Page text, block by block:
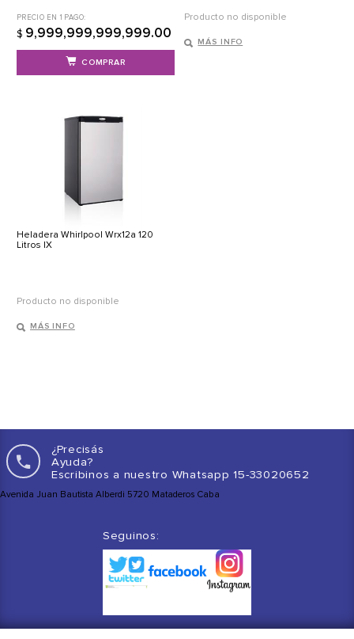
PRECIO EN 1 PAGO:
$ 9,999,999,999,999.00
COMPRAR
Producto no disponible
MÁS INFO
Heladera Whirlpool Wrx12a 120
Litros IX
Producto no disponible
MÁS INFO
¿Precisás
Escribinos a nuestro Whatsapp 15-33020652
Avenida Juan Bautista Alberdi 5720 Mataderos Caba
Seguinos: